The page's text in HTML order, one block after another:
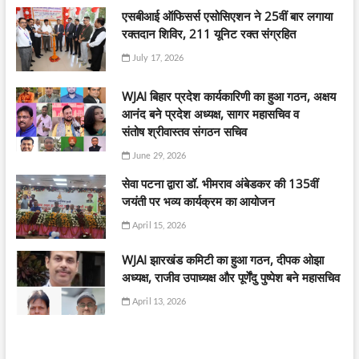
एसबीआई ऑफिसर्स एसोसिएशन ने 25वीं बार लगाया
रक्तदान शिविर, 211 यूनिट रक्त संग्रहित
July 17, 2026
WJAI बिहार प्रदेश कार्यकारिणी का हुआ गठन, अक्षय
आनंद बने प्रदेश अध्यक्ष, सागर महासचिव व
संतोष श्रीवास्तव संगठन सचिव
June 29, 2026
सेवा पटना द्वारा डॉ. भीमराव अंबेडकर की 135वीं
जयंती पर भव्य कार्यक्रम का आयोजन
April 15, 2026
WJAI झारखंड कमिटी का हुआ गठन, दीपक ओझा
अध्यक्ष, राजीव उपाध्यक्ष और पूर्णेंदु पुष्पेश बने महासचिव
April 13, 2026